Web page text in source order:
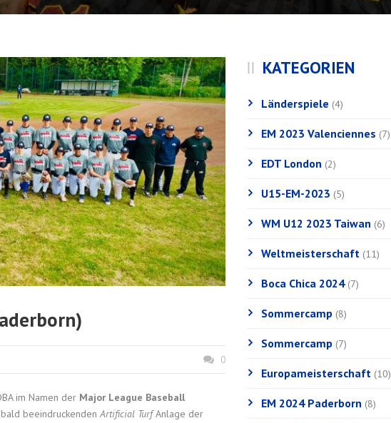
0
im Namen der Major League Baseball
beeindruckendenArtificial TurfAnlage der
KATEGORIEN
Länderspiele (4)
EM 2023 Valenciennes (7)
EDT London (2)
U15-EM-2023 (5)
WM U12 2023 Taiwan (6)
Weltmeisterschaft (11)
Boca Chica 2024(7)
Sommercamp (8)
Sommercamp (7)
Europameisterschaft (10)
EM 2024 Paderborn (8)